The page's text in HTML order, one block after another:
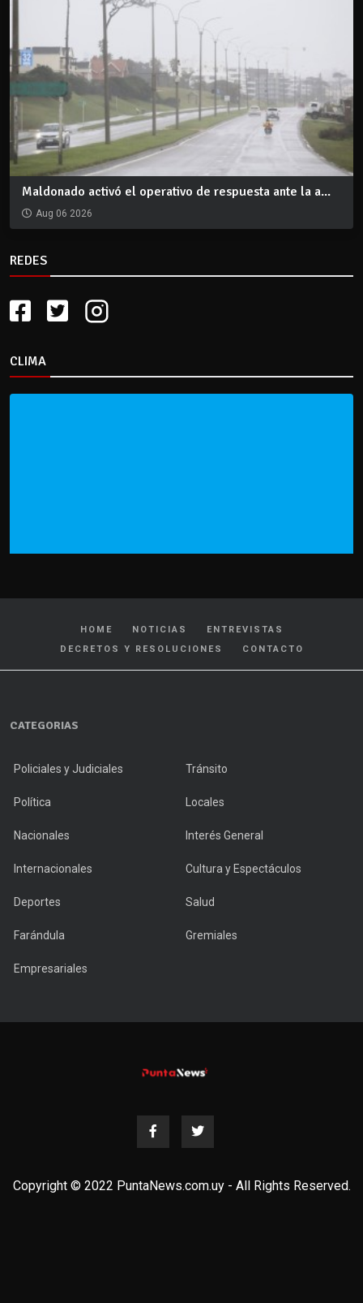
Maldonado activó el operativo de respuesta ante la a...
Aug 06 2026
REDES
CLIMA
HOME NOTICIAS
ENTREVISTAS
DECRETOS Y RESOLUCIONES
CONTACTO
CATEGORIAS
Policiales y Judiciales Tránsito
Política Locales
Nacionales Interés General
Internacionales Cultura y Espectáculos
Deportes Salud
Farándula Gremiales
Empresariales
Copyright © 2022 PuntaNews.com.uy - All Rights Reserved.